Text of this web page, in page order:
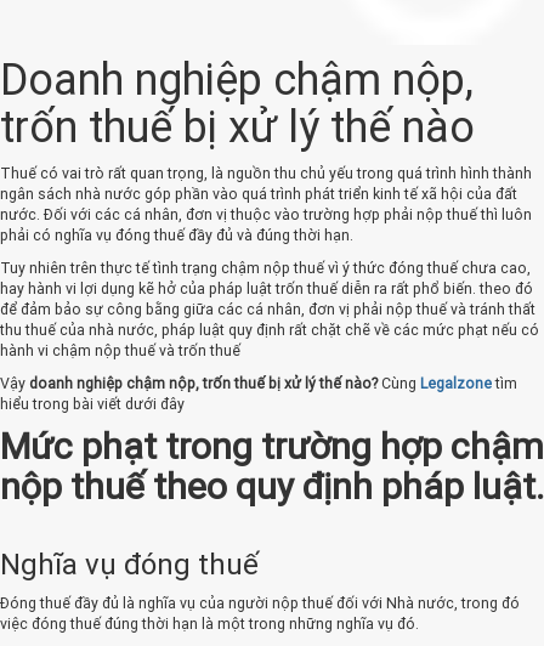
Doanh nghiệp chậm nộp,
trốn thuế bị xử lý thế nào
Thuế có vai trò rất quan trọng, là nguồn thu chủ yếu trong quá trình hình thành
ngân sách nhà nước góp phần vào quá trình phát triển kinh tế xã hội của đất
nước. Đối với các cá nhân, đơn vị thuộc vào trường hợp phải nộp thuế thì luôn
phải có nghĩa vụ đóng thuế đầy đủ và đúng thời hạn.
Tuy nhiên trên thực tế tình trạng chậm nộp thuế vì ý thức đóng thuế chưa cao,
hay hành vi lợi dụng kẽ hở của pháp luật trốn thuế diễn ra rất phổ biến. theo đó
để đảm bảo sự công bằng giữa các cá nhân, đơn vị phải nộp thuế và tránh thất
thu thuế của nhà nước, pháp luật quy định rất chặt chẽ về các mức phạt nếu có
hành vi chậm nộp thuế và trốn thuế
Vậy doanh nghiệp chậm nộp, trốn thuế bị xử lý thế nào?Cùng Legalzonetìm
hiểu trong bài viết dưới đây
Mức phạt trong trường hợp chậm
nộp thuế theo quy định pháp luật.
Nghĩa vụ đóng thuế
Đóng thuế đầy đủ là nghĩa vụ của người nộp thuế đối với Nhà nước, trong đó
việc đóng thuế đúng thời hạn là một trong những nghĩa vụ đó.